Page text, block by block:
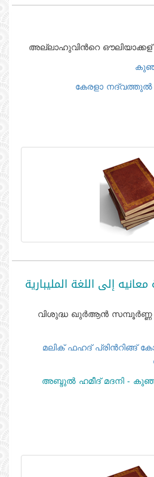
അല്ലാഹുവിന്‍റെ ഔലിയാക്കള്‍
കേരളാ നദ്‌വത്തുല്‍
إلى اللغة المليبارية
വിശുദ്ധ ഖുര്‍ആന്‍ സമ്പൂര്‍ണ്ണ
മലിക്‌ ഫഹദ്‌ പ്രിന്‍റിങ്ങ്‌
അബ്ദുല്‍ ഹമീദ്‌ മദനി -